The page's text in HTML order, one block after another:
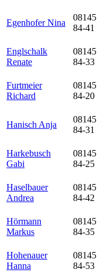
Egenhofer Nina
08145
84-41
Englschalk
Renate
08145
84-33
Furtmeier
Richard
08145
84-20
Hanisch Anja
08145
84-31
Harkebusch
Gabi
08145
84-25
Haselbauer
Andrea
08145
84-42
Hörmann
Markus
08145
84-35
Hohenauer
Hanna
08145
84-53